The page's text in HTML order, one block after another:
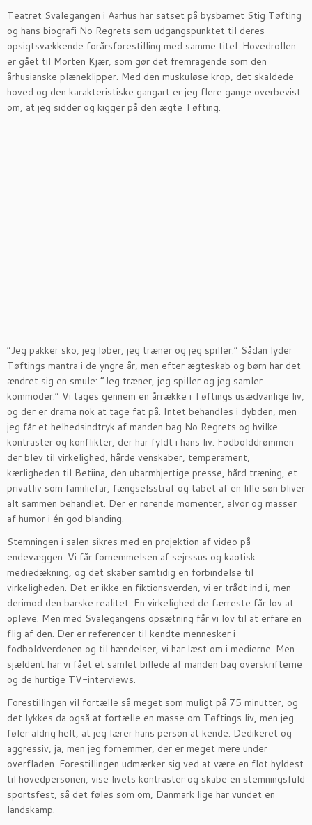
Teatret Svalegangen i Aarhus har satset på bysbarnet Stig Tøfting
og hans biografi No Regrets som udgangspunktet til deres
opsigtsvækkende forårsforestilling med samme titel. Hovedrollen
er gået til Morten Kjær, som gør det fremragende som den
århusianske plæneklipper. Med den muskuløse krop, det skaldede
hoved og den karakteristiske gangart er jeg flere gange overbevist
om, at jeg sidder og kigger på den ægte Tøfting.
”Jeg pakker sko, jeg løber, jeg træner og jeg spiller.” Sådan lyder
Tøftings mantra i de yngre år, men efter ægteskab og børn har det
ændret sig en smule: ”Jeg træner, jeg spiller og jeg samler
kommoder.” Vi tages gennem en årrække i Tøftings usædvanlige liv,
og der er drama nok at tage fat på. Intet behandles i dybden, men
jeg får et helhedsindtryk af manden bag No Regrets og hvilke
kontraster og konflikter, der har fyldt i hans liv. Fodbolddrømmen
der blev til virkelighed, hårde venskaber, temperament,
kærligheden til Betiina, den ubarmhjertige presse, hård træning, et
privatliv som familiefar, fængselsstraf og tabet af en lille søn bliver
alt sammen behandlet. Der er rørende momenter, alvor og masser
af humor i én god blanding.
Stemningen i salen sikres med en projektion af video på
endevæggen. Vi får fornemmelsen af sejrssus og kaotisk
mediedækning, og det skaber samtidig en forbindelse til
virkeligheden. Det er ikke en fiktionsverden, vi er trådt ind i, men
derimod den barske realitet. En virkelighed de færreste får lov at
opleve. Men med Svalegangens opsætning får vi lov til at erfare en
flig af den. Der er referencer til kendte mennesker i
fodboldverdenen og til hændelser, vi har læst om i medierne. Men
sjældent har vi fået et samlet billede af manden bag overskrifterne
og de hurtige TV-interviews.
Forestillingen vil fortælle så meget som muligt på 75 minutter, og
det lykkes da også at fortælle en masse om Tøftings liv, men jeg
føler aldrig helt, at jeg lærer hans person at kende. Dedikeret og
aggressiv, ja, men jeg fornemmer, der er meget mere under
overfladen. Forestillingen udmærker sig ved at være en flot hyldest
til hovedpersonen, vise livets kontraster og skabe en stemningsfuld
sportsfest, så det føles som om, Danmark lige har vundet en
landskamp.